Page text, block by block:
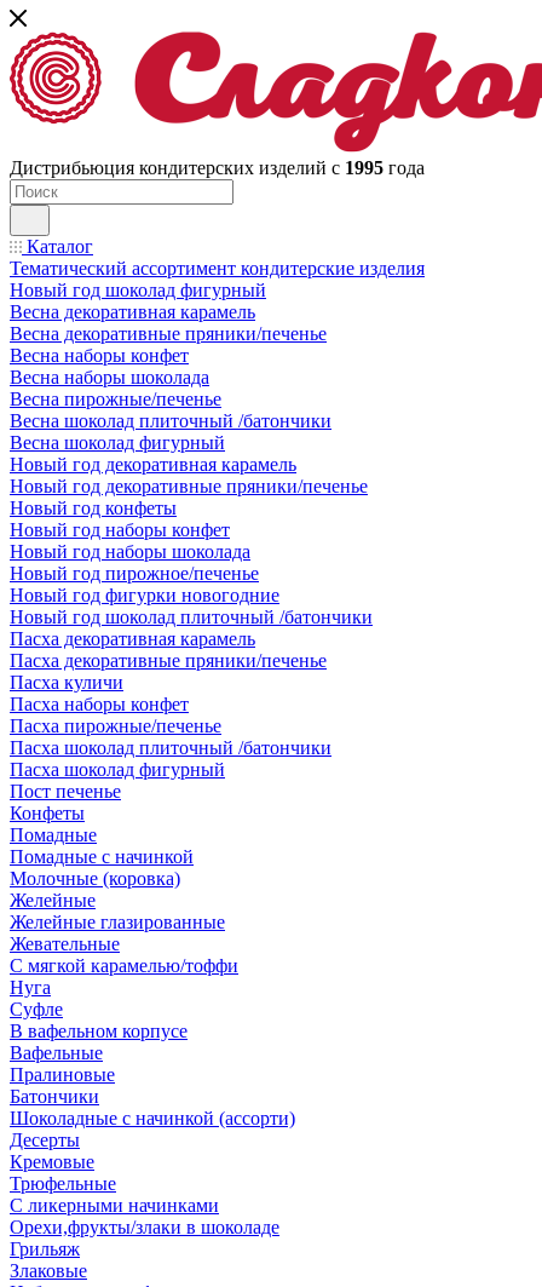
Дистрибьюция кондитерских изделий с 1995 года
Каталог
Тематический ассортимент кондитерские изделия
Новый год шоколад фигурный
Весна декоративная карамель
Весна декоративные пряники/печенье
Весна наборы конфет
Весна наборы шоколада
Весна пирожные/печенье
Весна шоколад плиточный /батончики
Весна шоколад фигурный
Новый год декоративная карамель
Новый год декоративные пряники/печенье
Новый год конфеты
Новый год наборы конфет
Новый год наборы шоколада
Новый год пирожное/печенье
Новый год фигурки новогодние
Новый год шоколад плиточный /батончики
Пасха декоративная карамель
Пасха декоративные пряники/печенье
Пасха куличи
Пасха наборы конфет
Пасха пирожные/печенье
Пасха шоколад плиточный /батончики
Пасха шоколад фигурный
Пост печенье
Конфеты
Помадные
Помадные с начинкой
Молочные (коровка)
Желейные
Желейные глазированные
Жевательные
С мягкой карамелью/тоффи
Нуга
Суфле
В вафельном корпусе
Вафельные
Пралиновые
Батончики
Шоколадные с начинкой (ассорти)
Десерты
Кремовые
Трюфельные
С ликерными начинками
Орехи,фрукты/злаки в шоколаде
Грильяж
Злаковые